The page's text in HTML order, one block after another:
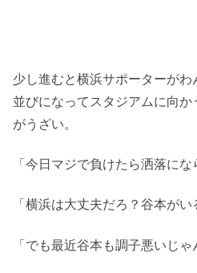
少し進むと横浜サポーターが
並びになってスタジアムに向
がうざい。
「今日マジで負けたら洒落にな
「横浜は大丈夫だろ？谷本がい
「でも最近谷本も調子悪いじゃ